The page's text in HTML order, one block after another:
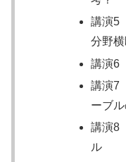
講演5
分野
講演6
講演7
ーブ
講演8
ル